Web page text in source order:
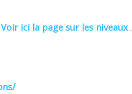
Voir ici la page sur les niveaux.